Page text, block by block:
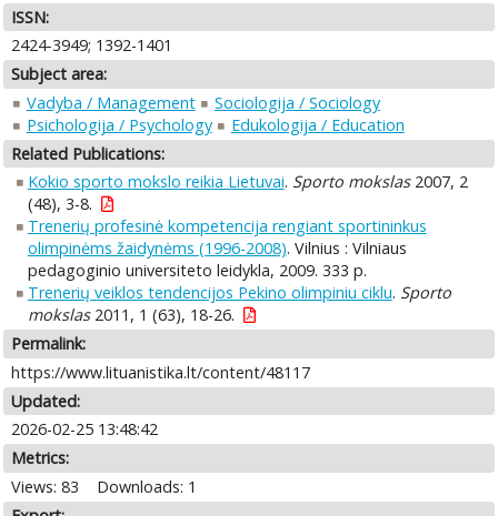
ISSN:
2424-3949; 1392-1401
Subject area:
Vadyba / Management
Sociologija / Sociology
Psichologija / Psychology
Edukologija / Education
Related Publications:
Kokio sporto mokslo reikia Lietuvai. Sporto mokslas2007, 2
(48), 3-8.
Trenerių profesinė kompetencija rengiant sportininkus
olimpinėms žaidynėms (1996-2008). Vilnius : Vilniaus
pedagoginio universiteto leidykla, 2009. 333 p.
Trenerių veiklos tendencijos Pekino olimpiniu ciklu. Sporto
mokslas2011, 1 (63), 18-26.
Permalink:
https://www.lituanistika.lt/content/48117
Updated:
2026-02-25 13:48:42
Metrics:
Views: 83
Downloads: 1